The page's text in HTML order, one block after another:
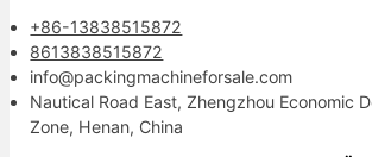
+86-13838515872
8613838515872
info@packingmachineforsale.com
Nautical Road East, Zhengzhou Economic
Zone, Henan, China